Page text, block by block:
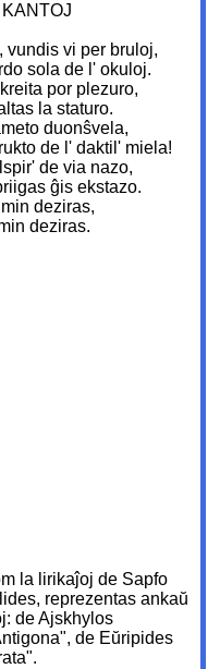
vundis vi per bruloj,
sola de l' okuloj.
por plezuro,
la staturo.
duonŝvela,
de l' daktil' miela!
de via nazo,
ĝis ekstazo.
deziras,
deziras.
la lirikaĵoj de Sapfo
reprezentas ankaŭ
de Ajskhylos
de Eŭripides